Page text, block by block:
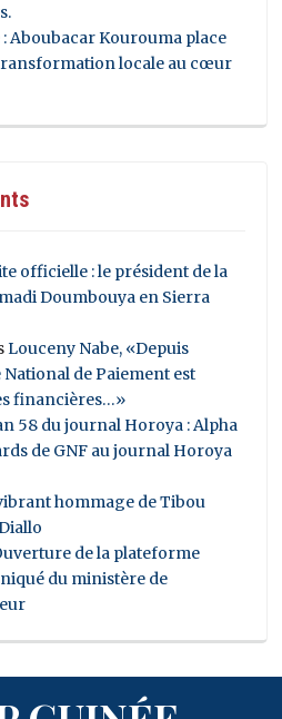
Aboubacar Kourouma place
locale au cœur
officielle : le président de la
Doumbouya en Sierra
Louceny Nabe, «Depuis
National de Paiement est
financières…»
58 du journal Horoya : Alpha
de GNF au journal Horoya
hommage de Tibou
de la plateforme
du ministère de